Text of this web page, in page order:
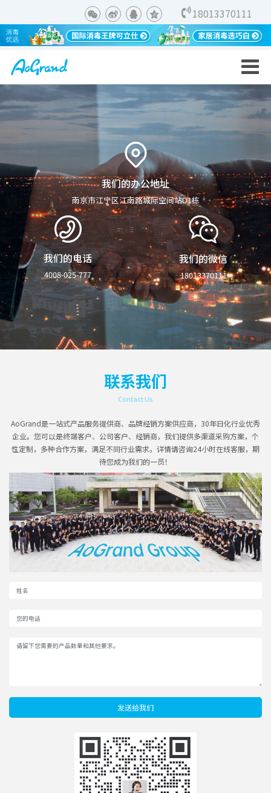
18013370111
我们的办公地址
南京市江宁区江南路城际空间站D1栋
我们的电话
4008-025-777
我们的微信
18013370111
联系我们
Contact Us
AoGrand是一站式产品服务提供商、品牌经销方案供应商，30年日化行业优秀
企业。您可以是终端客户、公司客户、经销商，我们提供多渠道采购方案，个
性定制，多种合作方案，满足不同行业需求。详情请咨询24小时在线客服，期
待您成为我们的一员！
发送给我们